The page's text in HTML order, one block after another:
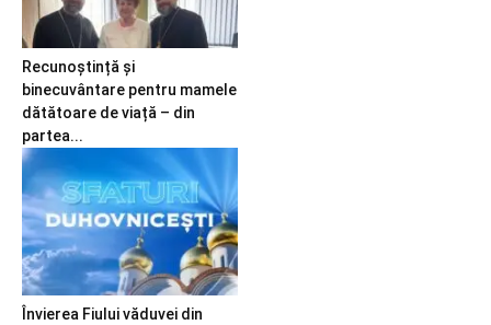
Recunoștință și
binecuvântare pentru mamele
dătătoare de viață – din
partea...
Învierea Fiului văduvei din